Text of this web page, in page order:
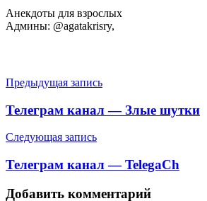
Анекдоты для взрослых
Админы: @agatakrisry,
Навигация
по
записям
Предыдущая запись
Телеграм канал — Злые шутки
Следующая запись
Телеграм канал — TelegaCh
Добавить комментарий